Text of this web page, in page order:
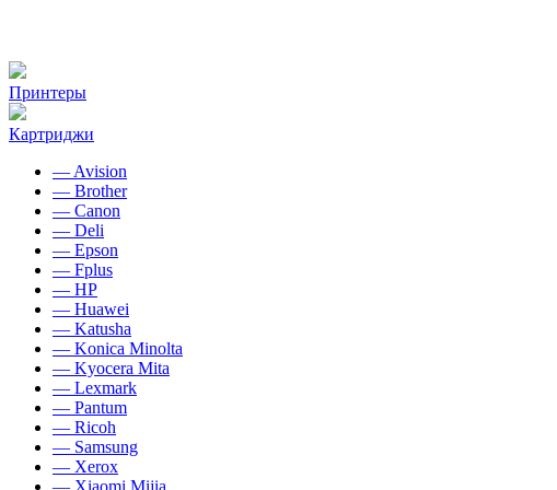
Принтеры
Картриджи
— Avision
— Brother
— Canon
— Deli
— Epson
— Fplus
— HP
— Huawei
— Katusha
— Konica Minolta
— Kyocera Mita
— Lexmark
— Pantum
— Ricoh
— Samsung
— Xerox
— Xiaomi Mijia